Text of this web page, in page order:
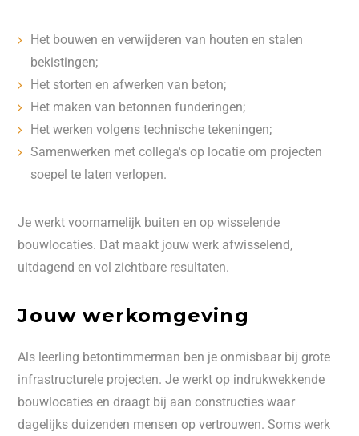
Het bouwen en verwijderen van houten en stalen
bekistingen;
Het storten en afwerken van beton;
Het maken van betonnen funderingen;
Het werken volgens technische tekeningen;
Samenwerken met collega's op locatie om projecten
soepel te laten verlopen.
Je werkt voornamelijk buiten en op wisselende
bouwlocaties. Dat maakt jouw werk afwisselend,
uitdagend en vol zichtbare resultaten.
Jouw werkomgeving
Als leerling betontimmerman ben je onmisbaar bij grote
infrastructurele projecten. Je werkt op indrukwekkende
bouwlocaties en draagt bij aan constructies waar
dagelijks duizenden mensen op vertrouwen. Soms werk